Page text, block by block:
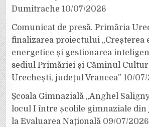
Dumitrache 10/07/2026
Comunicat de presă. Primăria
finalizarea proiectului „Creșterea
energetice și gestionarea
sediul Primăriei și Căminul
Urechești, județul Vrancea” 10/
Școala Gimnazială „Anghel
locul I între școlile gimnaziale din
la Evaluarea Națională 09/07/2026